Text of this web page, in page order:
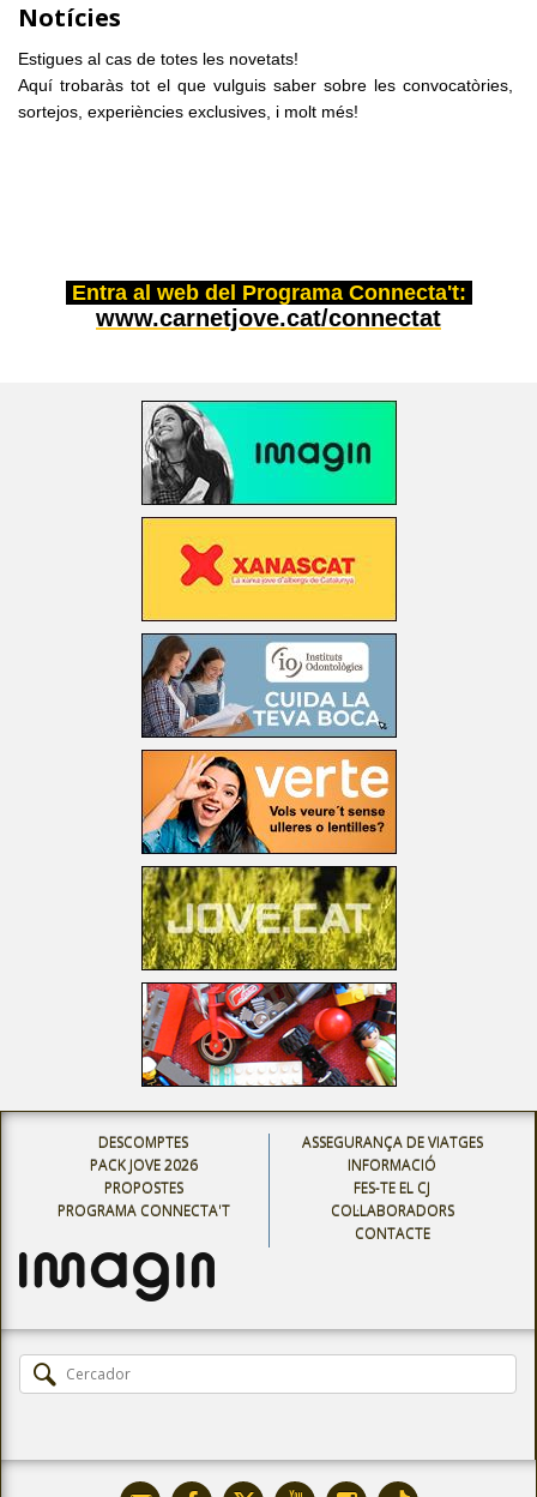
Notícies
Estigues al cas de totes les novetats!
Aquí trobaràs tot el que vulguis saber sobre les convocatòries,
sortejos, experiències exclusives, i molt més!
Entra al web del Programa Connecta't:
www.carnetjove.cat/connectat
DESCOMPTES
PACK JOVE 2026
PROPOSTES
PROGRAMA CONNECTA'T
ASSEGURANÇA DE VIATGES
INFORMACIÓ
FES-TE EL CJ
COL·LABORADORS
CONTACTE